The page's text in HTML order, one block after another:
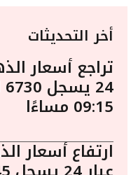
أخر التحديثات
تراجع أسعار
09:15 مساءًا
ارتفاع أسعار